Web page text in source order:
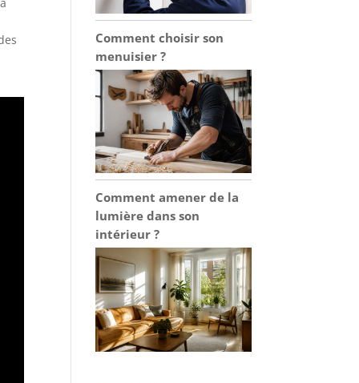
Comment choisir son
menuisier ?
Comment amener de la
lumière dans son
intérieur ?